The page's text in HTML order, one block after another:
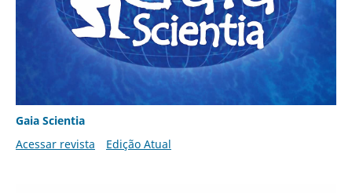
Gaia Scientia
Acessar revista
Edição Atual